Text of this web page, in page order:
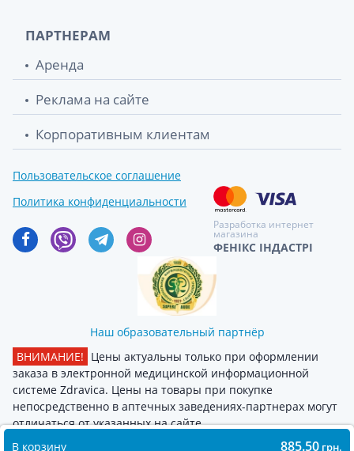
В корзину 885.50 грн.
ПАРТНЕРАМ
Аренда
Реклама на сайте
Корпоративным клиентам
Пользовательское соглашение
Политика конфиденциальности
Разработка интернет
магазина
ФЕНІКС ІНДАСТРІ
Наш образовательный партнёр
ВНИМАНИЕ! Цены актуальны только при оформлении
заказа в электронной медицинской информационной
системе Zdravica. Цены на товары при покупке
непосредственно в аптечных заведениях-партнерах могут
отличаться от указанных на сайте